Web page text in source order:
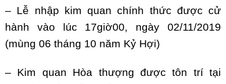
– Lễ nhập kim quan chính thức được cử
hành vào lúc 17giờ00, ngày 02/11/2019
(mùng 06 tháng 10 năm Kỷ Hợi)
– Kim quan Hòa thượng được tôn trí tại